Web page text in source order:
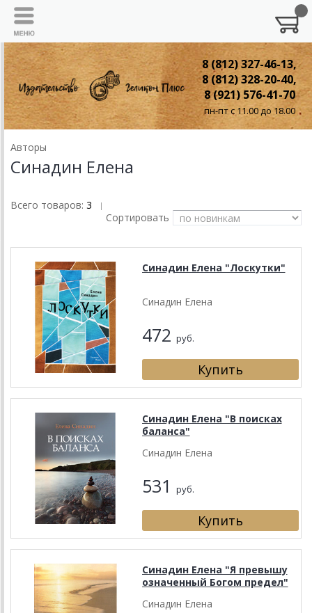
8 (812) 327-46-13,
8 (812) 328-20-40,
8 (921) 576-41-70
пн-пт с 11.00 до 18.00
Авторы
Синадин Елена
Всего товаров: 3 |
Сортировать
Синадин Елена "Лоскутки"
Синадин Елена
472 руб.
Синадин Елена "В поисках
баланса"
Синадин Елена
531 руб.
Синадин Елена "Я превышу
означенный Богом предел"
Синадин Елена